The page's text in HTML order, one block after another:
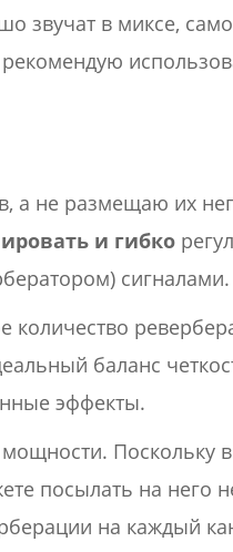
звучат в миксе,
а не размещаю их
и гибко
сигналами.
количество
баланс
эффекты.
Поскольку
посылать на него
на каждый